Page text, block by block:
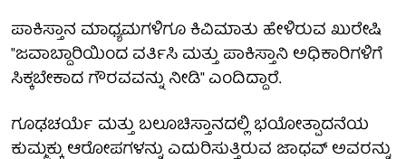
ಪಾಕಿಸ್ತಾನ ಮಾಧ್ಯಮಗಳಿಗೂ ಕಿವಿಮಾತು ಹೇಳಿರುವ ಖುರೇಷಿ
"ಜವಾಬ್ದಾರಿಯಿಂದ ವರ್ತಿಸಿ ಮತ್ತು ಪಾಕಿಸ್ತಾನಿ ಅಧಿಕಾರಿಗಳಿಗೆ
ಸಿಕ್ಕಬೇಕಾದ ಗೌರವವನ್ನು ನೀಡಿ" ಎಂದಿದ್ದಾರೆ.
ಗೂಢಚರ್ಯೆ ಮತ್ತು ಬಲೂಚಿಸ್ತಾನದಲ್ಲಿ ಭಯೋತ್ಪಾದನೆಯ
ಕುಮ್ಮಕ್ಕು ಆರೋಪಗಳನ್ನು ಎದುರಿಸುತ್ತಿರುವ ಜಾಧವ್ ಅವರನ್ನು